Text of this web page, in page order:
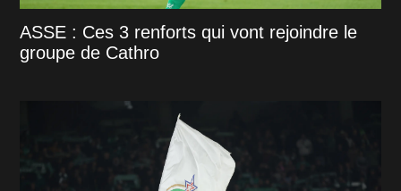
ASSE : Ces 3 renforts qui vont rejoindre le
groupe de Cathro